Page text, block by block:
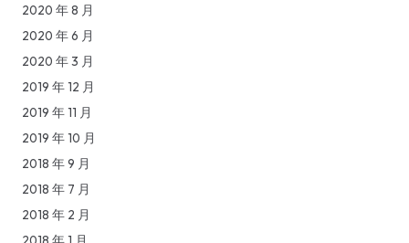
2020 年 8 月
2020 年 6 月
2020 年 3 月
2019 年 12 月
2019 年 11 月
2019 年 10 月
2018 年 9 月
2018 年 7 月
2018 年 2 月